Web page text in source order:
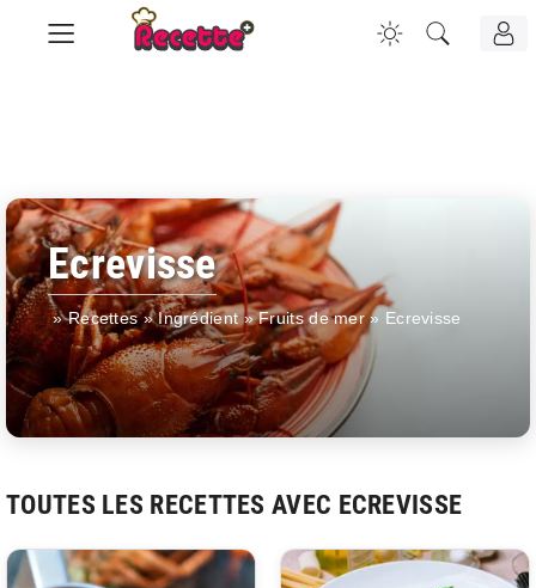
Ecrevisse
»Recettes»Ingrédient»Fruits de mer» Ecrevisse
TOUTES LES RECETTES AVEC ECREVISSE